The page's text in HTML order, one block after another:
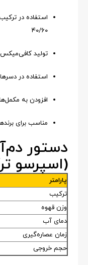
۴۰/۶۰
تولید
استفاده در
افزودن به
مناسب برای
دستور
(اسپرسو
پارامتر
ترکیب
وزن قهوه
دمای آب
زمان
حجم خروجی